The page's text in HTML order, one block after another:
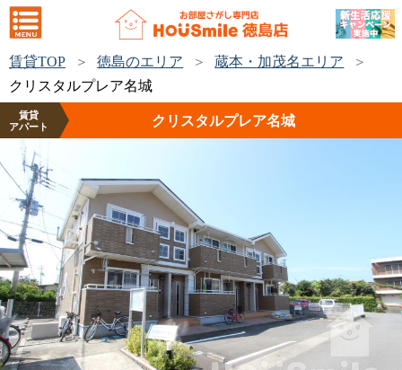
賃貸TOP 徳島のエリア
蔵本・加茂名エリア
クリスタルプレア名城
賃貸
アパート
クリスタルプレア名城